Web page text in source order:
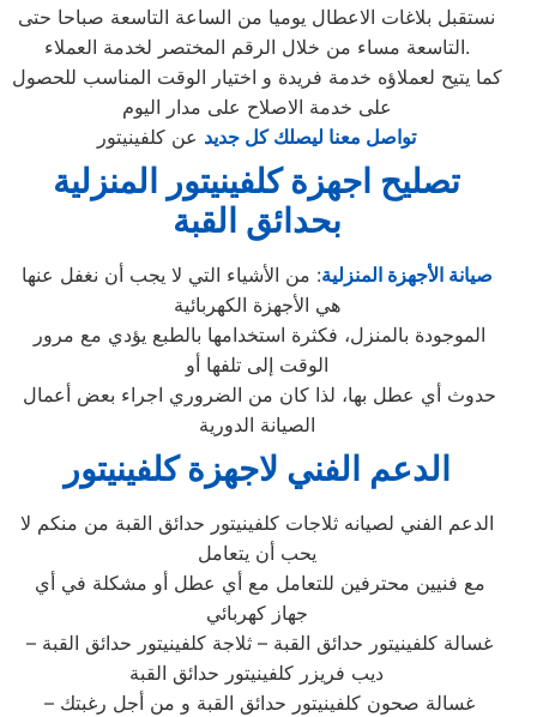
نستقبل بلاغات الاعطال يوميا من الساعة التاسعة صباحا حتى
التاسعة مساء من خلال الرقم المختصر لخدمة العملاء.
كما يتيح لعملاؤه خدمة فريدة و اختيار الوقت المناسب للحصول
على خدمة الاصلاح على مدار اليوم
تواصل معنا ليصلك كل جديد عن كلفينيتور
تصليح اجهزة كلفينيتور المنزلية
بحدائق القبة
صيانة الأجهزة المنزلية: من الأشياء التي لا يجب أن نغفل عنها
هي الأجهزة الكهربائية
الوقت إلى تلفها أو
الصيانة الدورية
الدعم الفني لاجهزة كلفينيتور
الدعم الفني لصيانه ثلاجات كلفينيتور حدائق القبة من منكم لا
يحب أن يتعامل
جهاز كهربائي
ديب فريزر كلفينيتور حدائق القبة
– غسالة صحون كلفينيتور حدائق القبة و من أجل رغبتك